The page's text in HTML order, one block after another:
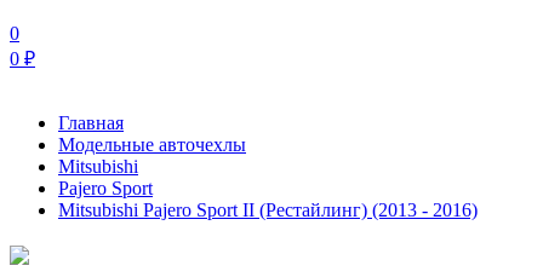
0
0 ₽
Главная
Модельные авточехлы
Mitsubishi
Pajero Sport
Mitsubishi Pajero Sport II (Рестайлинг) (2013 - 2016)